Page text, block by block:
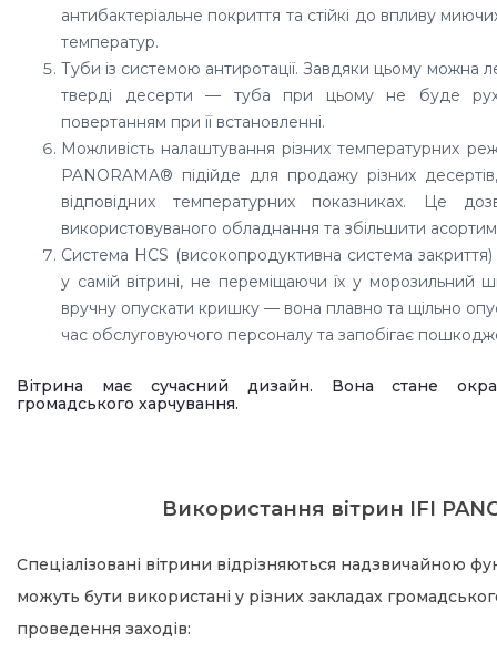
антибактеріальне покриття та стійкі до впливу
температур.
Туби із системою антиротації. Завдяки цьому можна
тверді десерти — туба при цьому не буде
повертанням при її встановленні.
Можливість налаштування різних температурних
PANORAMA® підійде для продажу різних
відповідних температурних показниках. Це
використовуваного обладнання та збільшити
Система HCS (високопродуктивна система
у самій вітрині, не переміщаючи їх у морозильний
вручну опускати кришку — вона плавно та щільно
час обслуговуючого персоналу та запобігає
Вітрина має сучасний дизайн. Вона стане
громадського харчування.
Використання вітрин IFI
Спеціалізовані вітрини відрізняються надзвичайною
можуть бути використані у різних закладах
проведення заходів: